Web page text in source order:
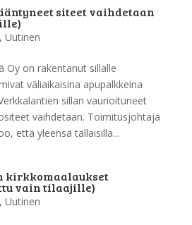
siteet vaihdetaan
, Uutinen
Oy on rakentanut sillalle
väliaikaisina apupalkkeina
sillan vaurioituneet
vaihdetaan. Toimitusjohtaja
että yleensä tällaisilla...
kirkkomaalaukset
vain tilaajille)
, Uutinen